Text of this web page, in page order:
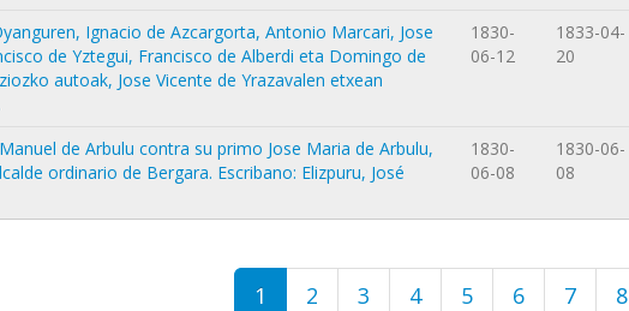
Ignacio de Azcargorta, Antonio Marcari, Jose
de Yztegui, Francisco de Alberdi eta Domingo de
autoak, Jose Vicente de Yrazavalen etxean
1830-
06-12
1833-04-
20
de Arbulu contra su primo Jose Maria de Arbulu,
ordinario de Bergara. Escribano: Elizpuru, José
1830-
06-08
1830-06-
08
1 2 3 4 5 6 7 8